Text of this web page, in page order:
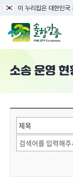
이 누리집은 대한민국
소송 운영 현